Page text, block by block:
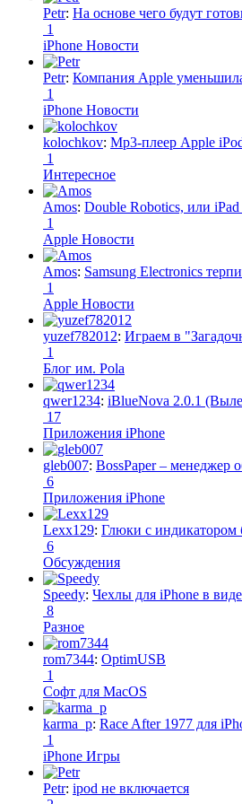
Petr: На основе чего будут
1
iPhone Новости
Petr: Компания Apple уменьшила
1
iPhone Новости
kolochkov: Mp3-плеер Apple
1
Интересное
Amos: Double Robotics, или
1
Apple Новости
Amos: Samsung Electronics
1
Apple Новости
yuzef782012: Играем в
1
Блог им. Pola
qwer1234: iBlueNova 2.0.1
17
Приложения iPhone
gleb007: BossPaper – менеджер
6
Приложения iPhone
Lexx129: Глюки с индикатором
6
Обсуждения
Speedy: Чехлы для iPhone в
8
Разное
rom7344: OptimUSB
1
Софт для MacOS
karma_p: Race After 1977 для
1
iPhone Игры
Petr: ipod не включается